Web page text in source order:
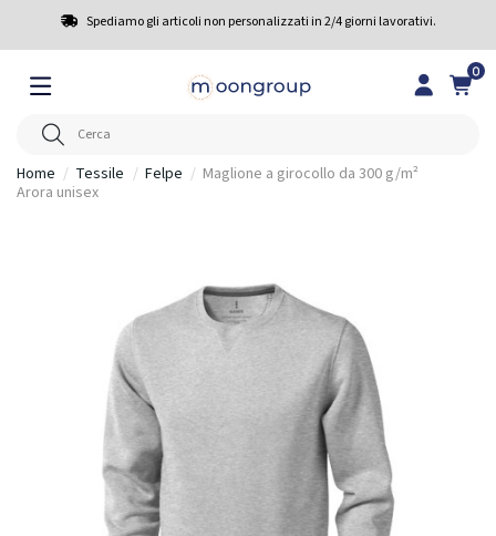
Spediamo gli articoli non personalizzati in 2/4 giorni lavorativi.
0
Home Tessile Felpe
Maglione a girocollo da 300 g/m²
Arora unisex